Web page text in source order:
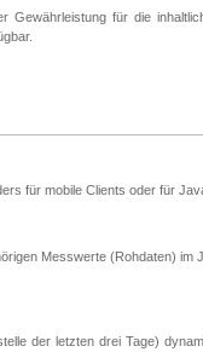
für die
für mobile Clients oder für
Messwerte (Rohdaten) im
der letzten drei Tage)